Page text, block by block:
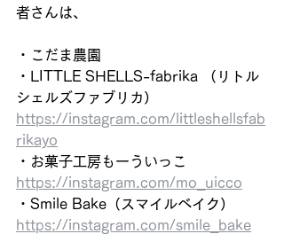
者さんは、
・こだま農園
・LITTLE SHELLS-fabrika （リトル
シェルズファブリカ）
https://instagram.com/littleshellsfab
rikayo
・お菓子工房もーういっこ
https://instagram.com/mo_uicco
・Smile Bake（スマイルベイク）
https://instagram.com/smile_bake